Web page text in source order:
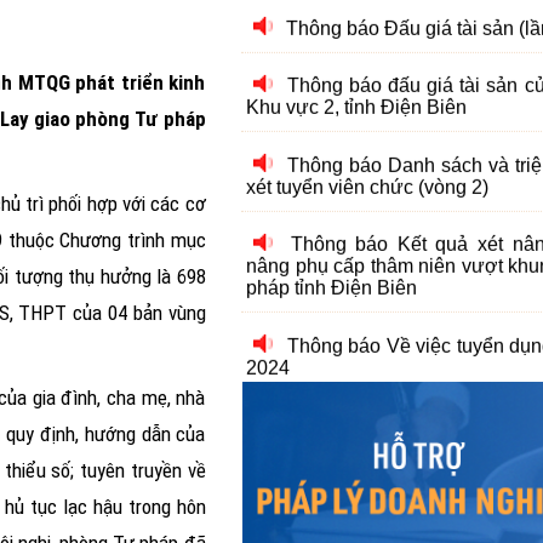
MTQG phát triển kinh
giao phòng Tư pháp
trì phối hợp với các cơ
thuộc Chương trình mục
tượng thụ hưởng là 698
THPT của 04 bản vùng
gia đình, cha mẹ, nhà
định, hướng dẫn của
số; tuyên truyền về
tục lạc hậu trong hôn
Thông báo đấu giá tài sản
Khu vực 2, tỉnh Điện Biên
Thông báo Danh sách và
xét tuyển viên chức (vòng 2)
Thông báo Kết quả xét
nâng phụ cấp thâm niên vượt
Thông báo Về việc tuyển
2024
Thông báo Kết quả xét
nâng phụ cấp thâm niên nghề
Thông báo Danh sách và
xét tuyển viên chức (Vòng 2)